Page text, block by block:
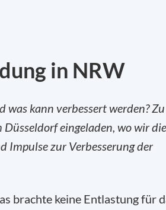
in NRW
kann verbessert werden? Zu
Düsseldorf eingeladen, wo wir die
Impulse zur Verbesserung der
brachte keine Entlastung für